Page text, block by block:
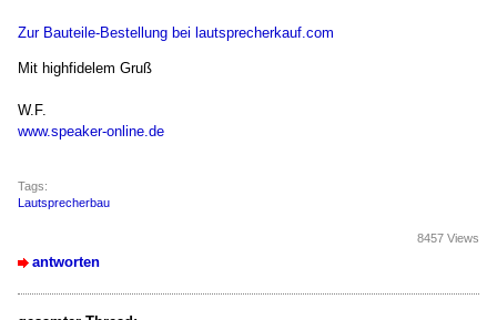
Zur Bauteile-Bestellung bei lautsprecherkauf.com
Mit highfidelem Gruß
W.F.
www.speaker-online.de
Tags:
Lautsprecherbau
antworten
8457 Views